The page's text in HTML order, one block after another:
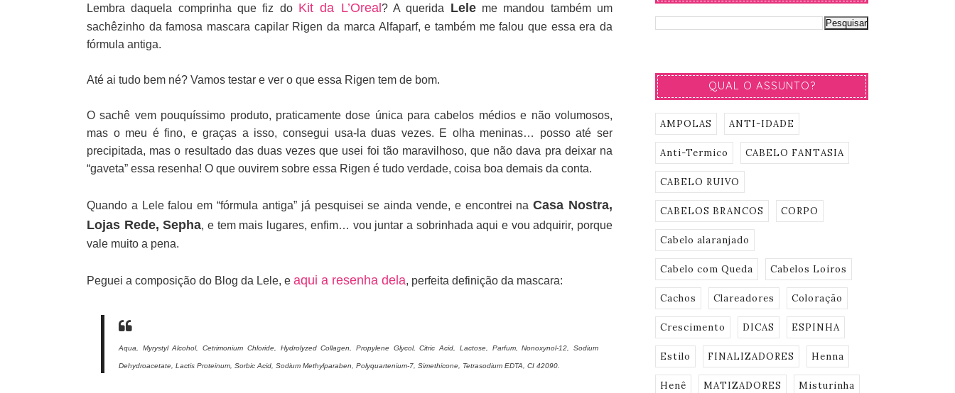
Lembra daquela comprinha que fiz do Kit da L’Oreal ? A querida Leleme mandou também um
sachêzinho da famosa mascara capilar Rigen da marca Alfaparf, e também me falou que essa era da
fórmula antiga.
Até ai tudo bem né? Vamos testar e ver o que essa Rigen tem de bom.
O sachê vem pouquíssimo produto, praticamente dose única para cabelos médios e não volumosos,
mas o meu é fino, e graças a isso, consegui usa-la duas vezes. E olha meninas… posso até ser
precipitada, mas o resultado das duas vezes que usei foi tão maravilhoso, que não dava pra deixar na
“gaveta” essa resenha! O que ouvirem sobre essa Rigen é tudo verdade, coisa boa demais da conta.
Quando a Lele falou em “fórmula antiga” já pesquisei se ainda vende, e encontrei naCasa Nostra,
Lojas Rede, Sepha, e tem mais lugares, enfim… vou juntar a sobrinhada aqui e vou adquirir, porque
vale muito a pena.
Peguei a composição do Blog da Lele, e aqui a resenha dela, perfeita definição da mascara:
Aqua, Myrystyl Alcohol, Cetrimonium Chloride, Hydrolyzed Collagen, Propylene Glycol, Citric Acid, Lactose, Parfum, Nonoxynol-12, Sodium
Dehydroacetate, Lactis Proteinum, Sorbic Acid, Sodium Methylparaben, Polyquartenium-7, Simethicone, Tetrasodium EDTA, CI 42090.
QUAL O ASSUNTO?
AMPOLAS ANTI-IDADE
Anti-Termico CABELO FANTASIA
CABELO RUIVO
CABELOS BRANCOS CORPO
Cabelo alaranjado
Cabelo com Queda Cabelos Loiros
Cachos Clareadores Coloração
Crescimento DICAS ESPINHA
Estilo FINALIZADORES Henna
Henê MATIZADORES Misturinha